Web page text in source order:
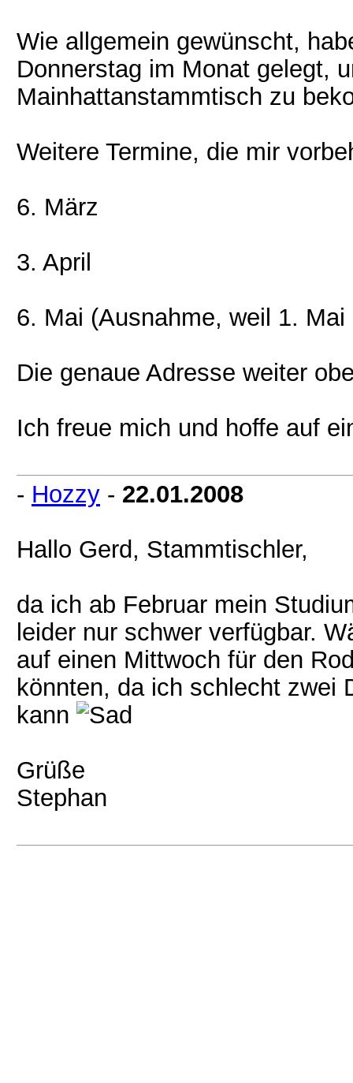
Wie allgemein gewünscht,
Donnerstag im Monat gelegt,
Mainhattanstammtisch zu
Weitere Termine, die mir
6. März
3. April
6. Mai (Ausnahme, weil 1. Mai
Die genaue Adresse weiter
Ich freue mich und hoffe auf
- Hozzy - 22.01.2008
Hallo Gerd, Stammtischler,
da ich ab Februar mein
leider nur schwer verfügbar.
auf einen Mittwoch für den
könnten, da ich schlecht zwei
kann
Grüße
Stephan